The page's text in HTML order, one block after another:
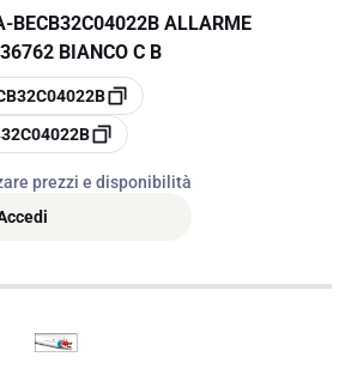
-BECB32C04022B ALLARME
BIANCO C B
prezzi e disponibilità